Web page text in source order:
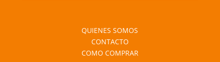
QUIENES SOMOS
CONTACTO
COMO COMPRAR